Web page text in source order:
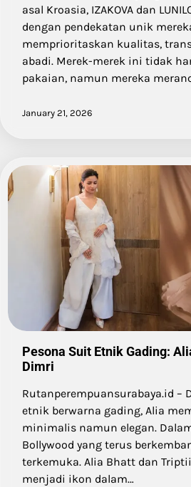
asal Kroasia, IZAKOVA dan
dengan pendekatan unik
memprioritaskan kualitas,
abadi. Merek-merek ini tidak
pakaian, namun mereka
January 21, 2026
Pesona Suit Etnik Gading:
Dimri
Rutanperempuansurabaya.id –
etnik berwarna gading, Alia
minimalis namun elegan.
Bollywood yang terus
terkemuka. Alia Bhatt dan
menjadi ikon dalam…